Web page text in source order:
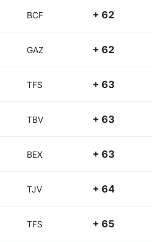
BCF + 62
GAZ + 62
TFS + 63
TBV + 63
BEX + 63
TJV + 64
TFS + 65